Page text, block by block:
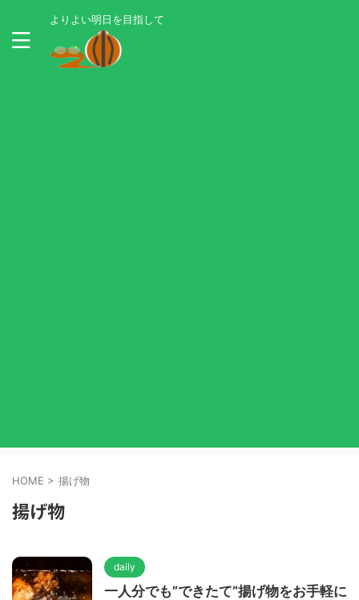
よりよい明日を目指して
HOME > 揚げ物
揚げ物
daily
一人分でも”できたて”揚げ物をお手軽に